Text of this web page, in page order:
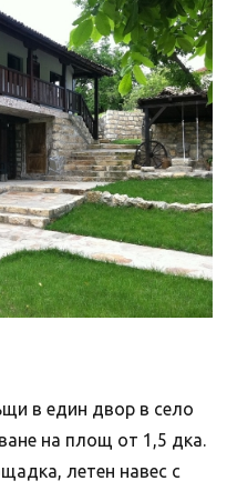
в един двор в село
на площ от 1,5 дка.
летен навес с